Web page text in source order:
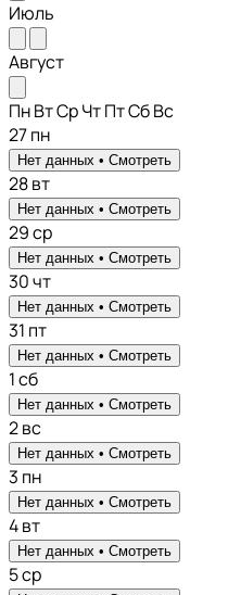
Июль
Август
ПнВтСрЧтПтСбВс
27пн
Нет данных • Смотреть
28вт
Нет данных • Смотреть
29ср
Нет данных • Смотреть
30чт
Нет данных • Смотреть
31 пт
Нет данных • Смотреть
1сб
Нет данных • Смотреть
2вс
Нет данных • Смотреть
3 пн
Нет данных • Смотреть
4вт
Нет данных • Смотреть
5ср